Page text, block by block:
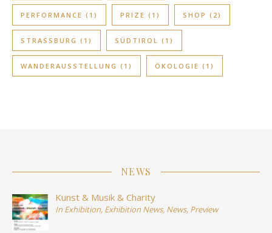
PERFORMANCE (1) PRIZE (1) SHOP (2)
STRASSBURG (1) SÜDTIROL (1)
WANDERAUSSTELLUNG (1) ÖKOLOGIE (1)
NEWS
Kunst & Musik & Charity
In Exhibition, Exhibition News, News, Preview